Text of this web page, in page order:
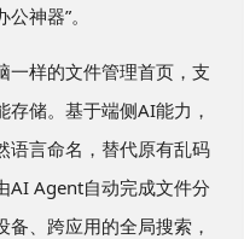
神器”。
一样的文件管理首页，支
储。基于端侧AI能力，
语言命名，替代原有乱码
AI Agent自动完成文件分
、跨应用的全局搜索，